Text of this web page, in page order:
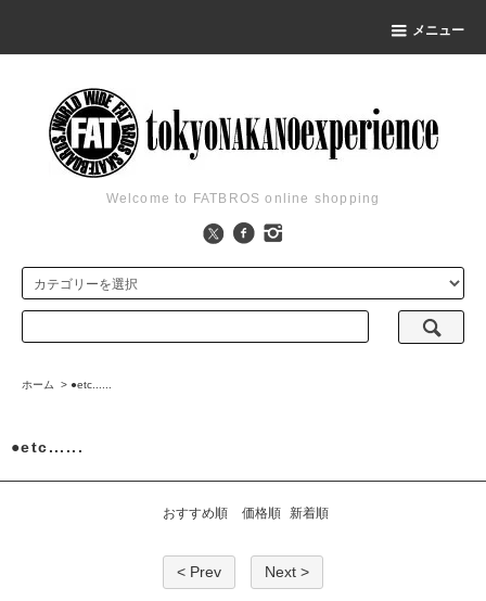
メニュー
Welcome to FATBROS online shopping
ホーム > ●etc......
●etc......
おすすめ順 価格順 新着順
< Prev Next >